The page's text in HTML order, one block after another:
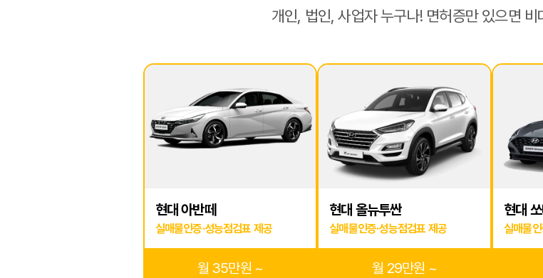
2026.08.01
***
2026.07.31
2026.08.06
2026.08.06
2026.08.06
2026.08.04
2026.08.04
개인, 법인, 사업자 누구나! 면허증만 있으면
현대 아반떼
실매물인증·성능점검표 제공
월 35만원 ~
현대 올뉴투싼
실매물인증·성능점검표 제공
월 29만원 ~
현대
실매물